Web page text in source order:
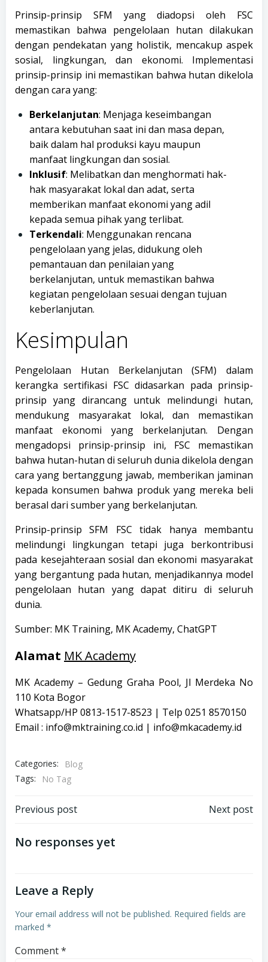
Prinsip-prinsip SFM yang diadopsi oleh FSC
memastikan bahwa pengelolaan hutan dilakukan
dengan pendekatan yang holistik, mencakup aspek
sosial, lingkungan, dan ekonomi. Implementasi
prinsip-prinsip ini memastikan bahwa hutan dikelola
dengan cara yang:
Berkelanjutan: Menjaga keseimbangan
antara kebutuhan saat ini dan masa depan,
baik dalam hal produksi kayu maupun
manfaat lingkungan dan sosial.
Inklusif: Melibatkan dan menghormati hak-
hak masyarakat lokal dan adat, serta
memberikan manfaat ekonomi yang adil
kepada semua pihak yang terlibat.
Terkendali: Menggunakan rencana
pengelolaan yang jelas, didukung oleh
pemantauan dan penilaian yang
berkelanjutan, untuk memastikan bahwa
kegiatan pengelolaan sesuai dengan tujuan
keberlanjutan.
Kesimpulan
Pengelolaan Hutan Berkelanjutan (SFM) dalam
kerangka sertifikasi FSC didasarkan pada prinsip-
prinsip yang dirancang untuk melindungi hutan,
mendukung masyarakat lokal, dan memastikan
manfaat ekonomi yang berkelanjutan. Dengan
mengadopsi prinsip-prinsip ini, FSC memastikan
bahwa hutan-hutan di seluruh dunia dikelola dengan
cara yang bertanggung jawab, memberikan jaminan
kepada konsumen bahwa produk yang mereka beli
berasal dari sumber yang berkelanjutan.
Prinsip-prinsip SFM FSC tidak hanya membantu
melindungi lingkungan tetapi juga berkontribusi
pada kesejahteraan sosial dan ekonomi masyarakat
yang bergantung pada hutan, menjadikannya model
pengelolaan hutan yang dapat ditiru di seluruh
dunia.
Sumber: MK Training, MK Academy, ChatGPT
Alamat MK Academy
MK Academy – Gedung Graha Pool, Jl Merdeka No
110 Kota Bogor
Whatsapp/HP 0813-1517-8523 | Telp 0251 8570150
Email : info@mktraining.co.id | info@mkacademy.id
Categories:
Blog
Tags:
No Tag
Post
navigation
Previous post Next post
No responses yet
Leave a Reply
Your email address will not be published. Required fields are
marked *
Comment*